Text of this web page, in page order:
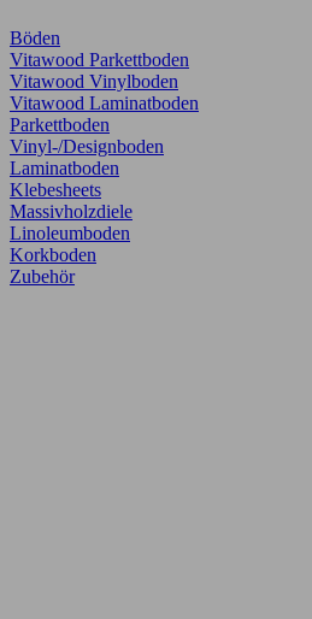
Böden
Vitawood Parkettboden
Vitawood Vinylboden
Vitawood Laminatboden
Parkettboden
Vinyl-/Designboden
Laminatboden
Klebesheets
Massivholzdiele
Linoleumboden
Korkboden
Zubehör